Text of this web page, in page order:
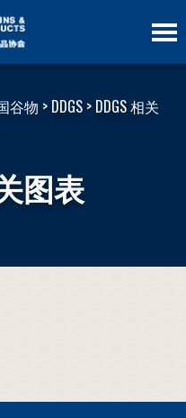
谷物 > DDGS > DDGS 相关
图表